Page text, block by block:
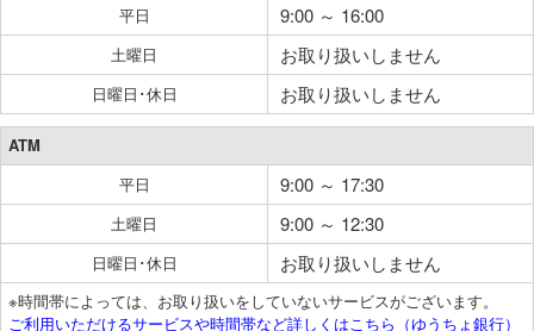
平日
9:00 ～ 16:00
土曜日 お取り扱いしません
日曜日･休日 お取り扱いしません
ATM
平日
9:00 ～ 17:30
土曜日 9:00 ～ 12:30
日曜日･休日 お取り扱いしません
※時間帯によっては、お取り扱いをしていないサービスがございます。
ご利用いただけるサービスや時間帯など詳しくはこちら（ゆうちょ銀行）